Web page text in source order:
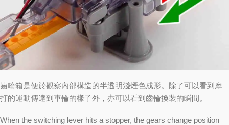
齒輪箱是便於觀察內部構造的半透明淺煙色成形。除了可以看到摩
打的運動傳達到車輪的樣子外，亦可以看到齒輪換裝的瞬間。
When the switching lever hits a stopper, the gears change position